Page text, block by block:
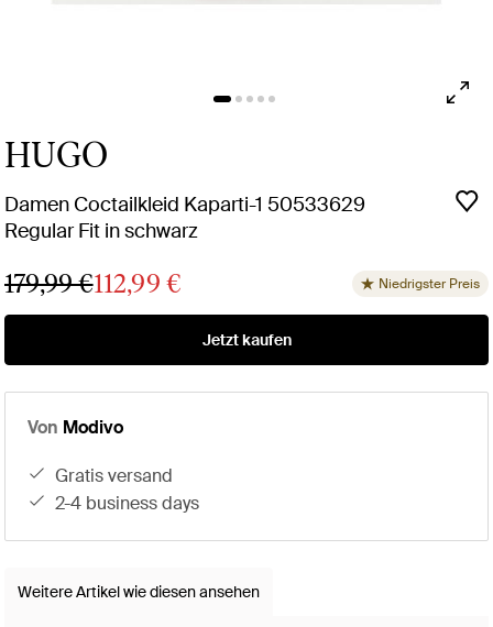
HUGO
Damen Coctailkleid Kaparti-1 50533629
Regular Fit in schwarz
179,99 €112,99 € Niedrigster Preis
Jetzt kaufen
Von Modivo
gratis versand
2-4 business days
Weitere Artikel wie diesen ansehen